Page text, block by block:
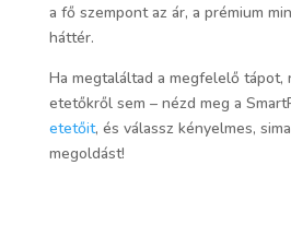
a fő szempont az ár, a prémium
háttér.
Ha megtaláltad a megfelelő tápot,
etetőkről sem – nézd meg a
etetőit, és válassz kényelmes,
megoldást!